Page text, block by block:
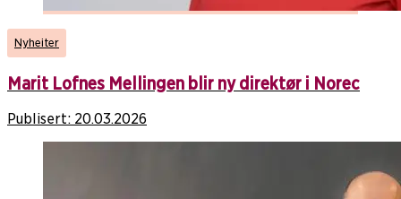
Nyheiter
Marit Lofnes Mellingen blir ny direktør i Norec
Publisert: 20.03.2026